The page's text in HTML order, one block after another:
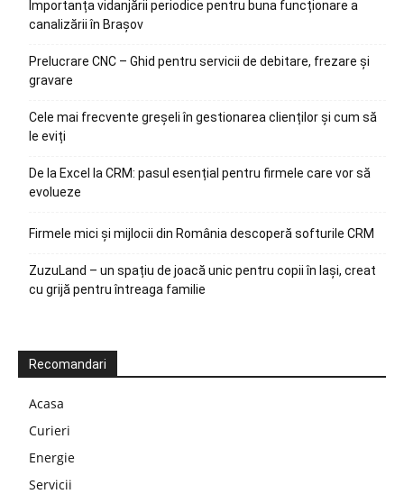
Importanța vidanjării periodice pentru buna funcționare a
canalizării în Brașov
Prelucrare CNC – Ghid pentru servicii de debitare, frezare și
gravare
Cele mai frecvente greșeli în gestionarea clienților și cum să
le eviți
De la Excel la CRM: pasul esențial pentru firmele care vor să
evolueze
Firmele mici și mijlocii din România descoperă softurile CRM
ZuzuLand – un spațiu de joacă unic pentru copii în Iași, creat
cu grijă pentru întreaga familie
Recomandari
Acasa
Curieri
Energie
Servicii